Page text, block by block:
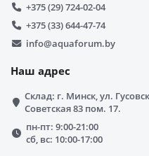
+375 (29) 724-02-04
+375 (33) 644-47-74
info@aquaforum.by
Наш адрес
Склад: г. Минск, ул.
Советская 83 пом. 17.
пн-пт: 9:00-21:00
сб, вс: 10:00-17:00